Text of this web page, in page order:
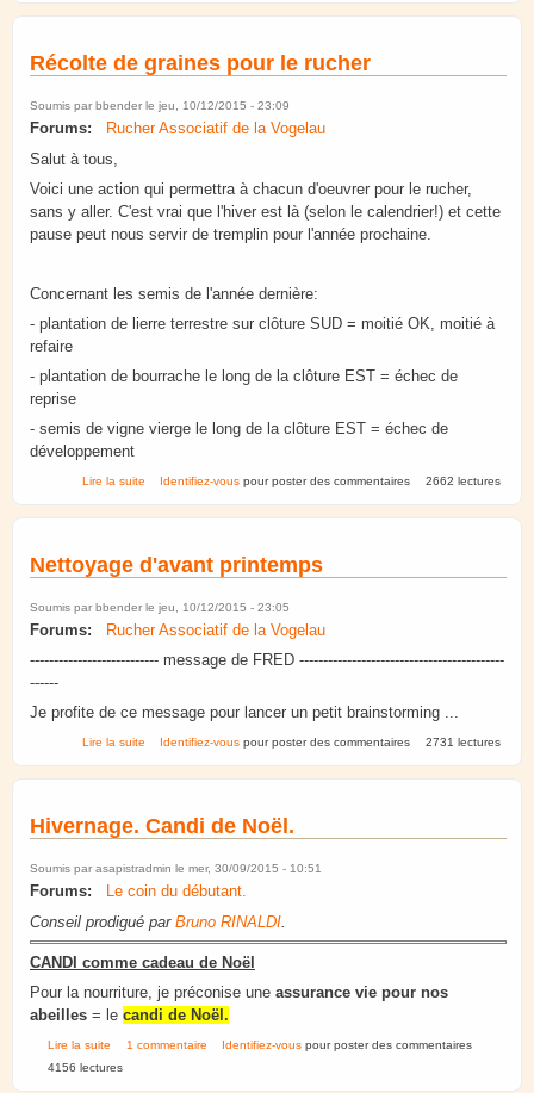
Récolte de graines pour le rucher
Soumis par bbender le jeu, 10/12/2015 - 23:09
Forums:
Rucher Associatif de la Vogelau
Salut à tous,
Voici une action qui permettra à chacun d'oeuvrer pour le rucher,
sans y aller. C'est vrai que l'hiver est là (selon le calendrier!) et cette
pause peut nous servir de tremplin pour l'année prochaine.
Concernant les semis de l'année dernière:
- plantation de lierre terrestre sur clôture SUD = moitié OK, moitié à
refaire
- plantation de bourrache le long de la clôture EST = échec de
reprise
- semis de vigne vierge le long de la clôture EST = échec de
développement
Lire la suite de Récolte de graines pour le rucher
Identifiez-vous pour poster des commentaires 2662 lectures
Nettoyage d'avant printemps
Soumis par bbender le jeu, 10/12/2015 - 23:05
Forums:
Rucher Associatif de la Vogelau
--------------------------- message de FRED -------------------------------------------
------
Je profite de ce message pour lancer un petit brainstorming ...
Lire la suite de Nettoyage d'avant printemps
Identifiez-vous pour poster des commentaires 2731 lectures
Hivernage. Candi de Noël.
Soumis par asapistradmin le mer, 30/09/2015 - 10:51
Forums:
Le coin du débutant.
Conseil prodigué par Bruno RINALDI
CANDI comme cadeau de Noël
Pour la nourriture, je préconise une assurance vie pour nos
abeilles = le candi de Noël.
Lire la suite de Hivernage. Candi de Noël.
1 commentaire Identifiez-vous pour poster des commentaires
4156 lectures